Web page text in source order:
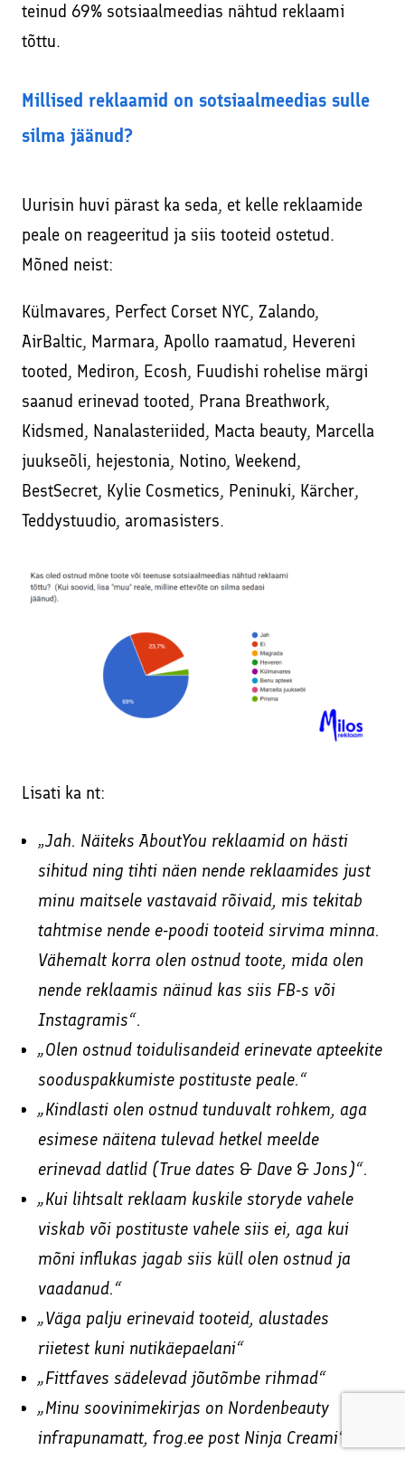
teinud 69% sotsiaalmeedias nähtud reklaami
tõttu.
Millised reklaamid on sotsiaalmeedias sulle
silma jäänud?
Uurisin huvi pärast ka seda, et kelle reklaamide
peale on reageeritud ja siis tooteid ostetud.
Mõned neist:
Külmavares, Perfect Corset NYC, Zalando,
AirBaltic, Marmara, Apollo raamatud, Hevereni
tooted, Mediron, Ecosh, Fuudishi rohelise märgi
saanud erinevad tooted, Prana Breathwork,
Kidsmed, Nanalasteriided, Macta beauty, Marcella
juukseõli, hejestonia, Notino, Weekend,
BestSecret, Kylie Cosmetics, Peninuki, Kärcher,
Teddystuudio, aromasisters.
Lisati ka nt:
„Jah. Näiteks AboutYou reklaamid on hästi
sihitud ning tihti näen nende reklaamides just
minu maitsele vastavaid rõivaid, mis tekitab
tahtmise nende e-poodi tooteid sirvima minna.
Vähemalt korra olen ostnud toote, mida olen
nende reklaamis näinud kas siis FB-s või
Instagramis“.
„Olen ostnud toidulisandeid erinevate apteekite
sooduspakkumiste postituste peale.“
„Kindlasti olen ostnud tunduvalt rohkem, aga
esimese näitena tulevad hetkel meelde
erinevad datlid (True dates & Dave & Jons)“.
„Kui lihtsalt reklaam kuskile storyde vahele
viskab või postituste vahele siis ei, aga kui
mõni influkas jagab siis küll olen ostnud ja
vaadanud.“
„Väga palju erinevaid tooteid, alustades
riietest kuni nutikäepaelani“
„Fittfaves sädelevad jõutõmbe rihmad“
„Minu soovinimekirjas on Nordenbeauty
infrapunamatt, frog.ee post Ninja Creami“.